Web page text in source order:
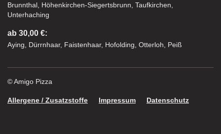
Brunnthal, Höhenkirchen-Siegertsbrunn, Taufkirchen,
Unterhaching
ab 30,00 €:
Aying, Dürrnhaar, Faistenhaar, Hofolding, Otterloh, Peiß
© Amigo Pizza
Allergene / Zusatzstoffe Impressum Datenschutz